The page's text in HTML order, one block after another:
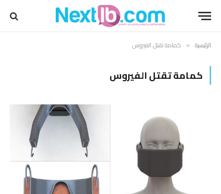
الرئيسية » كمامة تقتل الفيروس
كمامة تقتل الفيروس